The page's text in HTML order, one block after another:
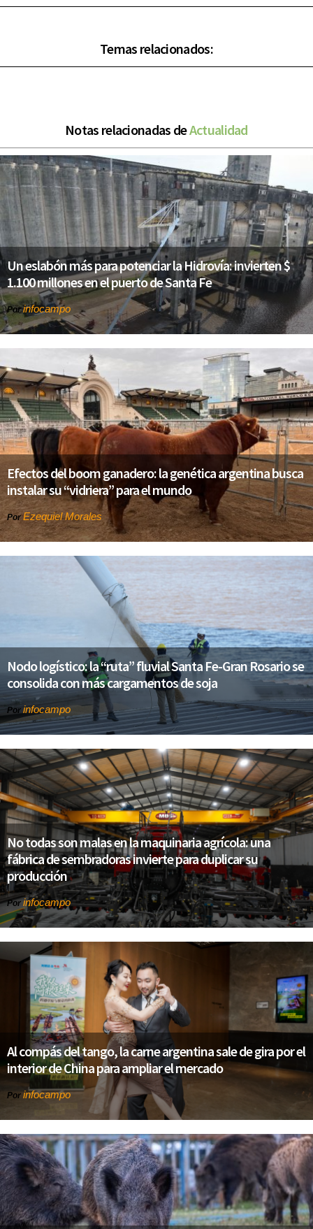
Temas relacionados:
Notas relacionadas deActualidad
Un eslabón más para potenciar la Hidrovía: invierten $
1.100 millones en el puerto de Santa Fe
Porinfocampo
Efectos del boom ganadero: la genética argentina busca
instalar su “vidriera” para el mundo
PorEzequiel Morales
Nodo logístico: la “ruta” fluvial Santa Fe-Gran Rosario se
consolida con más cargamentos de soja
Por infocampo
No todas son malas en la maquinaria agrícola: una
fábrica de sembradoras invierte para duplicar su
producción
Por infocampo
Al compás del tango, la carne argentina sale de gira por el
interior de China para ampliar el mercado
Por infocampo